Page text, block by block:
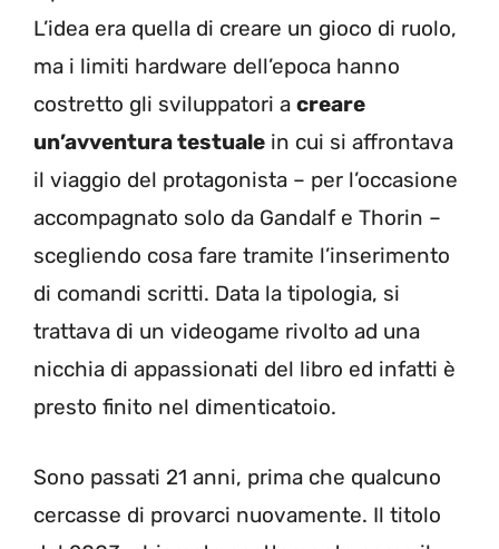
L’idea era quella di creare un gioco di ruolo,
ma i limiti hardware dell’epoca hanno
costretto gli sviluppatori a creare
un’avventura testuale in cui si affrontava
il viaggio del protagonista – per l’occasione
accompagnato solo da Gandalf e Thorin –
scegliendo cosa fare tramite l’inserimento
di comandi scritti. Data la tipologia, si
trattava di un videogame rivolto ad una
nicchia di appassionati del libro ed infatti è
presto finito nel dimenticatoio.
Sono passati 21 anni, prima che qualcuno
cercasse di provarci nuovamente. Il titolo